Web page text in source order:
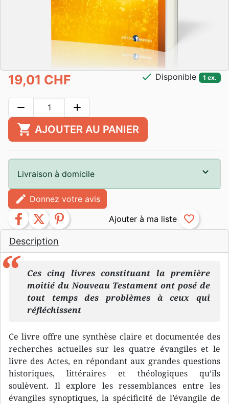
Description
Ces cinq livres constituant la première
moitié du Nouveau Testament ont posé de
tout temps des problèmes à ceux qui
réfléchissent
Ce livre offre une synthèse claire et documentée des
recherches actuelles sur les quatre évangiles et le
livre des Actes, en répondant aux grandes questions
historiques, littéraires et théologiques qu’ils
soulèvent. Il explore les ressemblances entre les
évangiles synoptiques, la spécificité de l’évangile de
19,01 CHF check Disponible 1 ex.
remove add
shopping_cart AJOUTER AU PANIER
Livraison à domicile
edit Donnez votre avis
facebook twitter pinterest favorite_border